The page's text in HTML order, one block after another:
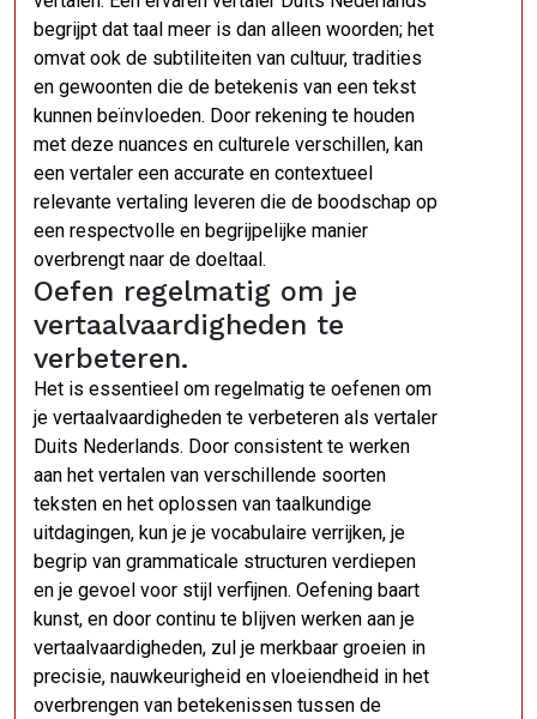
begrijpt dat taal meer is dan alleen woorden; het
omvat ook de subtiliteiten van cultuur, tradities
en gewoonten die de betekenis van een tekst
kunnen beïnvloeden. Door rekening te houden
met deze nuances en culturele verschillen, kan
een vertaler een accurate en contextueel
relevante vertaling leveren die de boodschap op
een respectvolle en begrijpelijke manier
overbrengt naar de doeltaal.
Oefen regelmatig om je
vertaalvaardigheden te
verbeteren.
Het is essentieel om regelmatig te oefenen om
je vertaalvaardigheden te verbeteren als vertaler
Duits Nederlands. Door consistent te werken
aan het vertalen van verschillende soorten
teksten en het oplossen van taalkundige
uitdagingen, kun je je vocabulaire verrijken, je
begrip van grammaticale structuren verdiepen
en je gevoel voor stijl verfijnen. Oefening baart
kunst, en door continu te blijven werken aan je
vertaalvaardigheden, zul je merkbaar groeien in
precisie, nauwkeurigheid en vloeiendheid in het
overbrengen van betekenissen tussen de